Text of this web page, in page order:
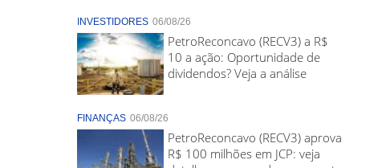
INVESTIDORES 06/08/26
PetroReconcavo (RECV3) a R$
10 a ação: Oportunidade de
dividendos? Veja a análise
FINANÇAS 06/08/26
PetroReconcavo (RECV3) aprova
R$ 100 milhões em JCP: veja